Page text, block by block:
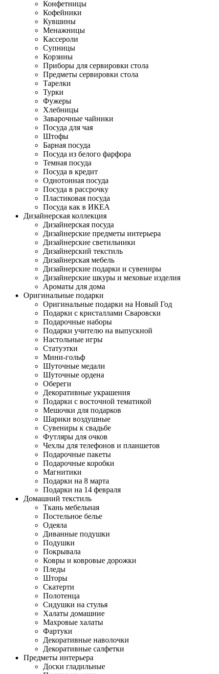
Конфетницы
Кофейники
Кувшины
Менажницы
Кассероли
Супницы
Корзины
Приборы для сервировки стола
Предметы сервировки стола
Тарелки
Турки
Фужеры
Хлебницы
Заварочные чайники
Посуда для чая
Штофы
Барная посуда
Посуда из белого фарфора
Темная посуда
Посуда в кредит
Однотонная посуда
Посуда в рассрочку
Пластиковая посуда
Посуда как в ИКЕА
Дизайнерская коллекция
Дизайнерская посуда
Дизайнерские предметы интерьера
Дизайнерские светильники
Дизайнерский текстиль
Дизайнерская мебель
Дизайнерские подарки и сувениры
Дизайнерские шкуры и меховые изделия
Ароматы для дома
Оригинальные подарки
Оригинальные подарки на Новый Год
Подарки с кристаллами Сваровски
Подарочные наборы
Подарки учителю на выпускной
Настольные игры
Статуэтки
Мини-гольф
Шуточные медали
Шуточные ордена
Обереги
Декоративные украшения
Подарки с восточной тематикой
Мешочки для подарков
Шарики воздушные
Сувениры к свадьбе
Футляры для очков
Чехлы для телефонов и планшетов
Подарочные пакеты
Подарочные коробки
Магнитики
Подарки на 8 марта
Подарки на 14 февраля
Домашний текстиль
Ткань мебельная
Постельное белье
Одеяла
Диванные подушки
Подушки
Покрывала
Ковры и ковровые дорожки
Пледы
Шторы
Скатерти
Полотенца
Сидушки на стулья
Халаты домашние
Махровые халаты
Фартуки
Декоративные наволочки
Декоративные салфетки
Предметы интерьера
Доски гладильные